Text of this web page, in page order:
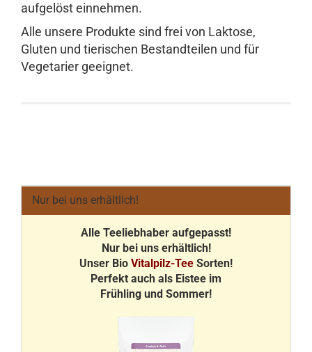
aufgelöst einnehmen.
Alle unsere Produkte sind frei von Laktose,
Gluten und tierischen Bestandteilen und für
Vegetarier geeignet.
Nur bei uns erhältlich!
Alle Teeliebhaber aufgepasst!
Nur bei uns erhältlich!
Unser Bio Vitalpilz-Tee Sorten!
Perfekt auch als Eistee im
Frühling und Sommer!